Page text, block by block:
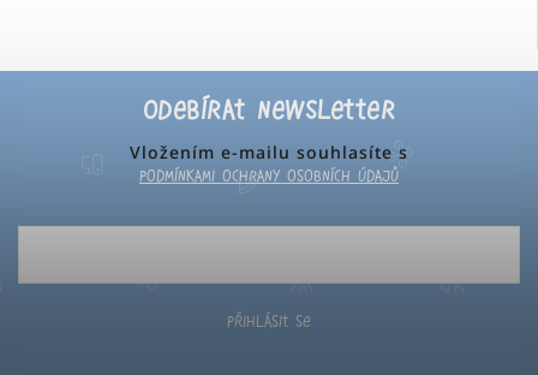
Odebírat newsletter
Vložením e-mailu souhlasíte s
podmínkami ochrany osobních údajů
Přihlásit se